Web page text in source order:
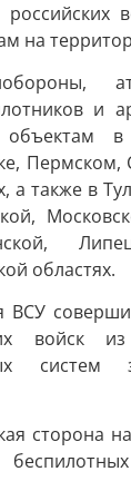
на
и
объектам
Пермском,
а также в
областях.
войск из
систем
сторона